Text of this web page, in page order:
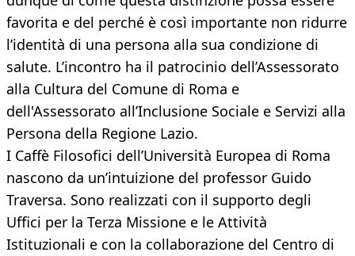
favorita e del perché è così importante non ridurre
l’identità di una persona alla sua condizione di
salute. L’incontro ha il patrocinio dell’Assessorato
alla Cultura del Comune di Roma e
dell'Assessorato all’Inclusione Sociale e Servizi alla
Persona della Regione Lazio.
I Caffè Filosofici dell’Università Europea di Roma
nascono da un’intuizione del professor Guido
Traversa. Sono realizzati con il supporto degli
Uffici per la Terza Missione e le Attività
Istituzionali e con la collaborazione del Centro di